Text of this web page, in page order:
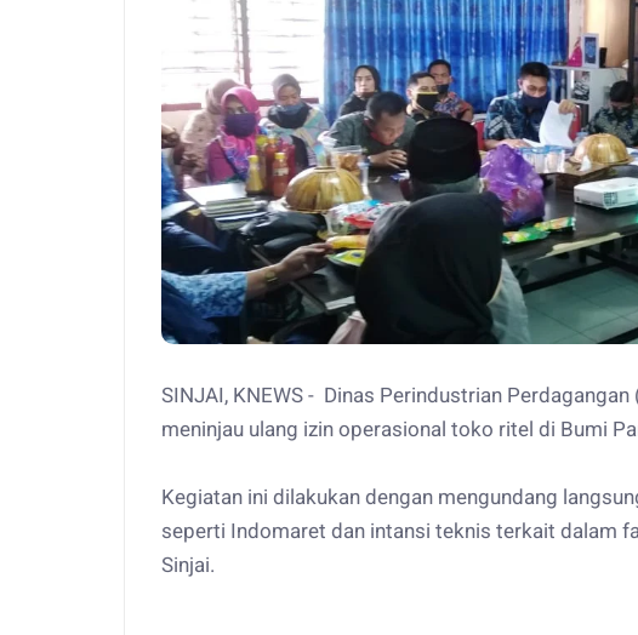
SINJAI, KNEWS - Dinas Perindustrian
meninjau ulang izin operasional toko ritel di Bumi
Kegiatan ini dilakukan dengan mengundang
seperti Indomaret dan intansi teknis terkait dalam
Sinjai.